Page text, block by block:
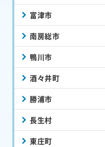
富津市
南房総市
鴨川市
酒々井町
勝浦市
長生村
東庄町